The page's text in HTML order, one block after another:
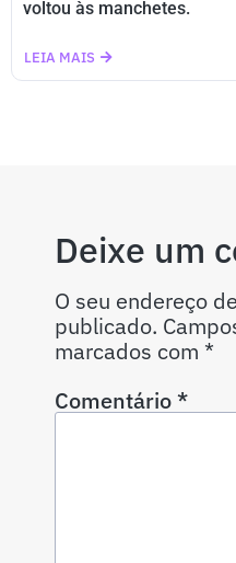
voltou às manchetes.
LEIA MAIS
Deixe um
O seu endereço
publicado.
marcados com *
Comentário*